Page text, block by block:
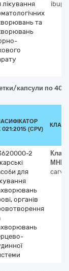
лікування
та
капсули по 400
021:2015 (CPV)
2
для
органів
МНН